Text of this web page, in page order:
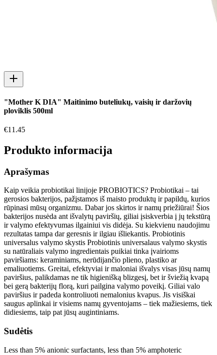
"Mother K DIA" Maitinimo buteliukų, vaisių ir daržovių
ploviklis 500ml
€11.45
Produkto informacija
Aprašymas
Kaip veikia probiotikai linijoje PROBIOTICS? Probiotikai – tai
gerosios bakterijos, pažįstamos iš maisto produktų ir papildų, kurios
rūpinasi mūsų organizmu. Dabar jos skirtos ir namų priežiūrai! Šios
bakterijos nusėda ant išvalytų paviršių, giliai įsiskverbia į jų tekstūrą
ir valymo efektyvumas ilgainiui vis didėja. Su kiekvienu naudojimu
rezultatas tampa dar geresnis ir ilgiau išliekantis. Probiotinis
universalus valymo skystis Probiotinis universalaus valymo skystis
su natūraliais valymo ingredientais puikiai tinka įvairioms
paviršiams: keraminiams, nerūdijančio plieno, plastiko ar
emaliuotiems. Greitai, efektyviai ir maloniai išvalys visas jūsų namų
paviršius, palikdamas ne tik higienišką blizgesį, bet ir šviežią kvapą
bei gerą bakterijų florą, kuri pailgina valymo poveikį. Giliai valo
paviršius ir padeda kontroliuoti nemalonius kvapus. Jis visiškai
saugus aplinkai ir visiems namų gyventojams – tiek mažiesiems, tiek
didiesiems, taip pat jūsų augintiniams.
Sudėtis
Less than 5% anionic surfactants, less than 5% amphoteric